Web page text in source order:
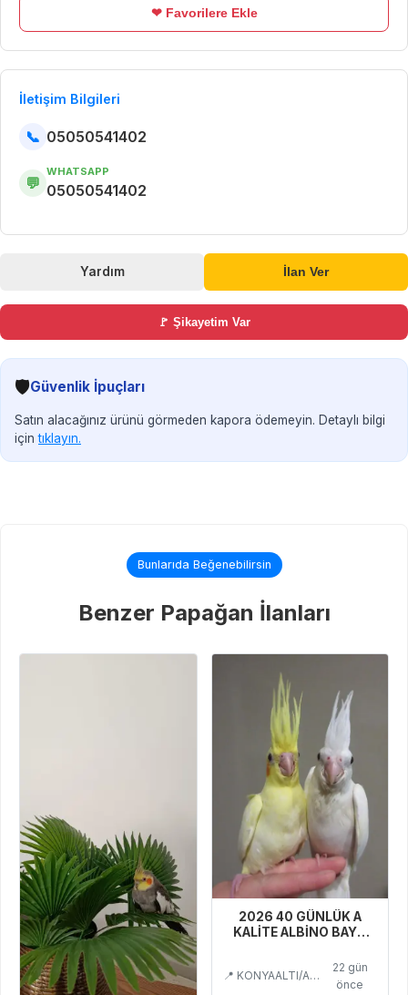
❤ Favorilere Ekle
İletişim Bilgileri
📞 05050541402
💬
WHATSAPP
05050541402
Yardım İlan Ver
🚩 Şikayetim Var
🛡️Güvenlik İpuçları
Satın alacağınız ürünü görmeden kapora ödemeyin. Detaylı bilgi
içintıklayın.
Bunlarıda Beğenebilirsin
Benzer Papağan İlanları
2026 40 GÜNLÜK A
KALİTE ALBİNO BAYB
📍 KONYAALTI/ANTALYA
22 gün
önce